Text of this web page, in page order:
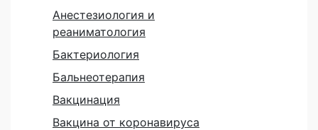
Анестезиология и
реаниматология
Бактериология
Бальнеотерапия
Вакцинация
Вакцина от коронавируса